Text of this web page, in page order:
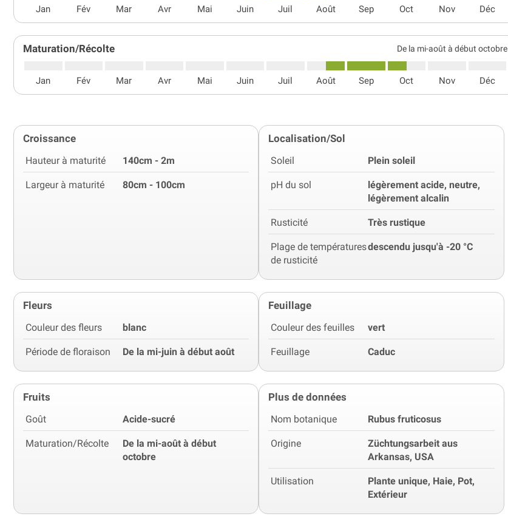
Jan Fév Mar Avr Mai Juin Juil Août Sep Oct Nov Déc
Maturation/Récolte De la mi-août à début octobre
Jan Fév Mar Avr Mai Juin Juil Août Sep Oct Nov Déc
Croissance
Hauteur à maturité 140cm - 2m
Largeur à maturité 80cm - 100cm
Localisation/Sol
Soleil Plein soleil
pH du sol
légèrement acide, neutre,
légèrement alcalin
Rusticité Très rustique
Plage de températures
de rusticité
descendu jusqu'à -20 °C
Fleurs
Couleur des fleurs blanc
Période de floraison De la mi-juin à début août
Feuillage
Couleur des feuilles vert
Feuillage Caduc
Fruits
Goût Acide-sucré
Maturation/Récolte
De la mi-août à début
octobre
Plus de données
Nom botanique Rubus fruticosus
Origine
Züchtungsarbeit aus
Arkansas, USA
Utilisation
Plante unique, Haie, Pot,
Extérieur